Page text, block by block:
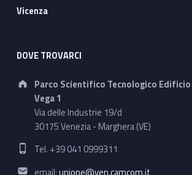
Vicenza
DOVE TROVARCI
Address:
Parco Scientifico Tecnologico Edificio
Vega 1
Via delle Industrie 19/d
30175 Venezia - Marghera (VE)
Phone number:
Tel. +39 041 0999311
Email address: